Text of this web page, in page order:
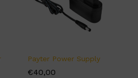
Payter Power Supply
€40,00
€40,00